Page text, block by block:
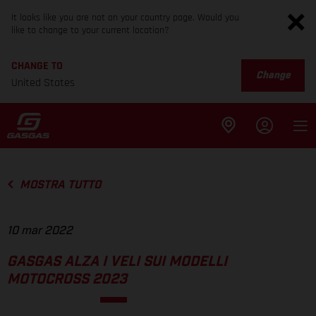
It looks like you are not on your country page. Would you
like to change to your current location?
CHANGE TO
United States
Change
MOSTRA TUTTO
10 mar 2022
GASGAS ALZA I VELI SUI MODELLI
MOTOCROSS 2023